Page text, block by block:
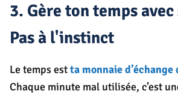
3. Gère ton temps
Pas à l'instinct
Le temps estta monnaie d’échange
Chaque minute mal utilisée, c’est